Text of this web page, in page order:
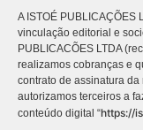
A ISTOÉ PUBLICAÇÕES
vinculação editorial e
PUBLICACÕES LTDA
realizamos cobranças e
contrato de assinatura
autorizamos terceiros a
conteúdo digital “https://